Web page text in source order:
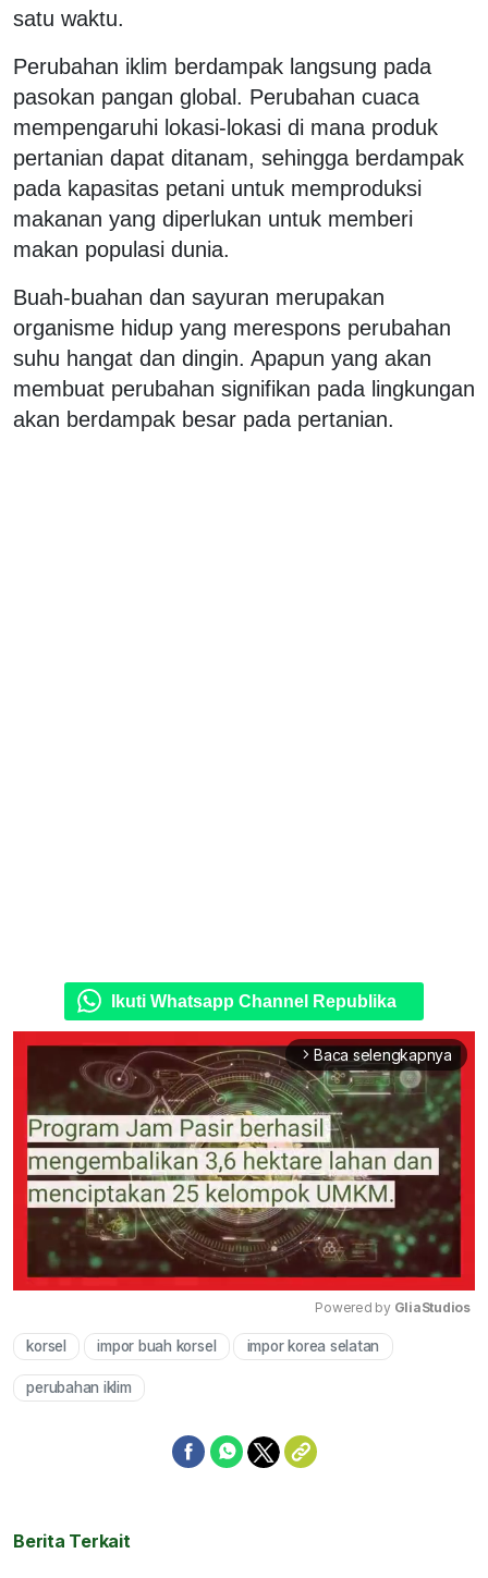
satu waktu.
Perubahan iklim berdampak langsung pada
pasokan pangan global. Perubahan cuaca
mempengaruhi lokasi-lokasi di mana produk
pertanian dapat ditanam, sehingga berdampak
pada kapasitas petani untuk memproduksi
makanan yang diperlukan untuk memberi
makan populasi dunia.
Buah-buahan dan sayuran merupakan
organisme hidup yang merespons perubahan
suhu hangat dan dingin. Apapun yang akan
membuat perubahan signifikan pada lingkungan
akan berdampak besar pada pertanian.
Ikuti Whatsapp Channel Republika
arrow_forward_ios Baca selengkapnya
Powered by GliaStudios
korsel impor buah korsel impor korea selatan
perubahan iklim
Berita Terkait